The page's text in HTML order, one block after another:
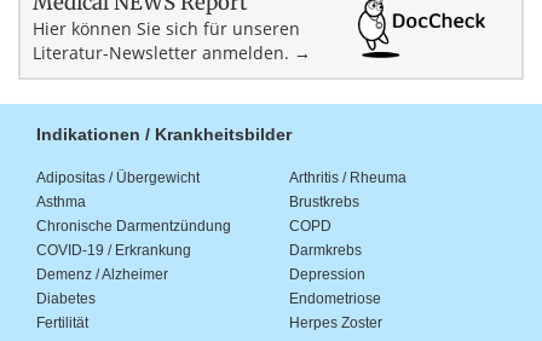
Hier können Sie sich für unseren
Literatur-Newsletter anmelden. →
Indikationen / Krankheitsbilder
Adipositas / Übergewicht
Arthritis / Rheuma
Asthma
Brustkrebs
Chronische Darmentzündung
COPD
COVID-19 / Erkrankung
Darmkrebs
Demenz / Alzheimer
Depression
Diabetes
Endometriose
Fertilität
Herpes Zoster